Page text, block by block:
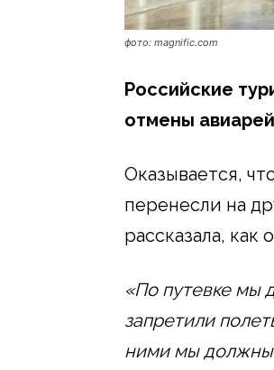
фото: magnific.com
Российские
отмены
Оказывается,
перенесли на
рассказала, как
«По путевке мы
запретили
ними мы должны